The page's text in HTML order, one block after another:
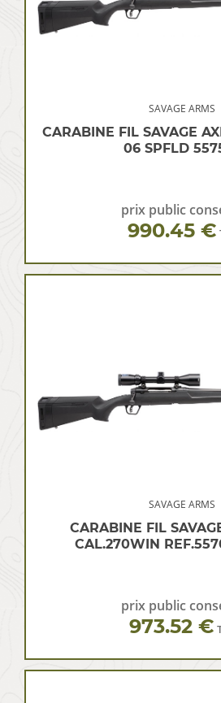
SAVAGE ARMS
CARABINE FIL SAVAGE
06 SPFLD
prix public
990.45 €
SAVAGE ARMS
CARABINE FIL
CAL.270WIN
prix public
973.52 €